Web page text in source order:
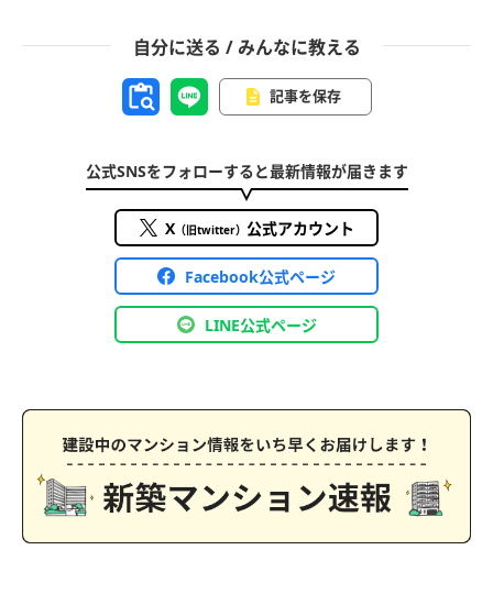
自分に送る / みんなに教える
記事を保存
公式SNSをフォローすると最新情報が届きます
X（旧twitter） 公式アカウント
Facebook公式ページ
LINE公式ページ